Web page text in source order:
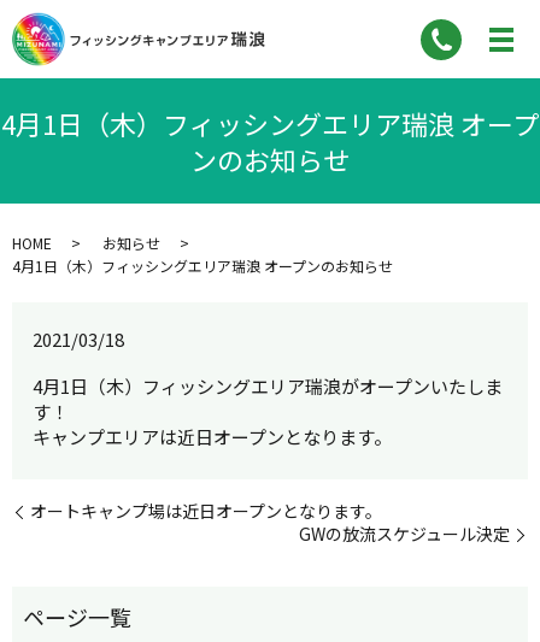
4月1日（木）フィッシングエリア瑞浪 オープ
ンのお知らせ
HOME
お知らせ
4月1日（木）フィッシングエリア瑞浪 オープンのお知らせ
2021/03/18
4月1日（木）フィッシングエリア瑞浪がオープンいたしま
す！
キャンプエリアは近日オープンとなります。
オートキャンプ場は近日オープンとなります。
GWの放流スケジュール決定